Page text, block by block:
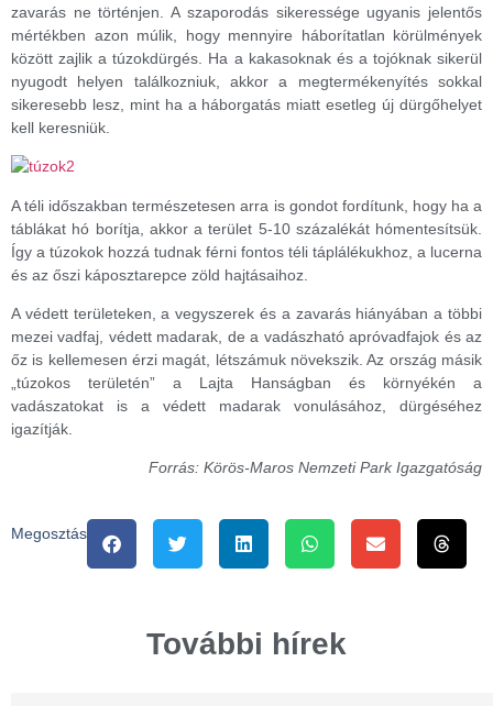
zavarás ne történjen. A szaporodás sikeressége ugyanis jelentős
mértékben azon múlik, hogy mennyire háborítatlan körülmények
között zajlik a túzokdürgés. Ha a kakasoknak és a tojóknak sikerül
nyugodt helyen találkozniuk, akkor a megtermékenyítés sokkal
sikeresebb lesz, mint ha a háborgatás miatt esetleg új dürgőhelyet
kell keresniük.
A téli időszakban természetesen arra is gondot fordítunk, hogy ha a
táblákat hó borítja, akkor a terület 5-10 százalékát hómentesítsük.
Így a túzokok hozzá tudnak férni fontos téli táplálékukhoz, a lucerna
és az őszi káposztarepce zöld hajtásaihoz.
A védett területeken, a vegyszerek és a zavarás hiányában a többi
mezei vadfaj, védett madarak, de a vadászható apróvadfajok és az
őz is kellemesen érzi magát, létszámuk növekszik. Az ország másik
„túzokos területén” a Lajta Hanságban és környékén a
vadászatokat is a védett madarak vonulásához, dürgéséhez
igazítják.
Forrás: Körös-Maros Nemzeti Park Igazgatóság
Megosztás
További hírek